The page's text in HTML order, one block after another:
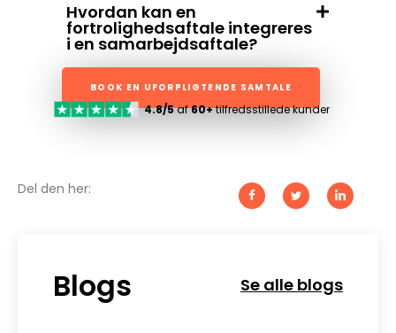
Hvordan kan en
fortrolighedsaftale integreres
i en samarbejdsaftale?
BOOK EN UFORPLIGTENDE SAMTALE
4.8/5af60+tilfredsstillede kunder
Del den her:
Blogs Se alle blogs